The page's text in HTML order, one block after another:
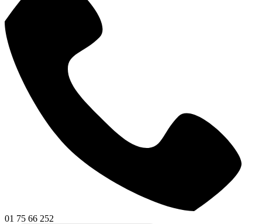
01 75 66 252